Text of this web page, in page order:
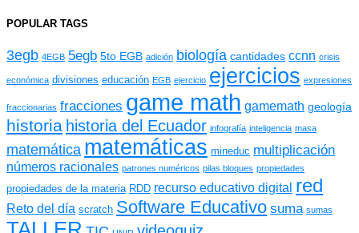
POPULAR TAGS
3egb 4EGB 5egb 5to EGB adición biología cantidades ccnn crisis
económica divisiones educación EGB ejercicio ejercicios expresiones
fraccionarias fracciones game math gamemath geología
historia historia del Ecuador infografía inteligencia masa
matemática matemáticas mineduc multiplicación
números racionales patrones numéricos pilas bloques propiedades
propiedades de la materia RDD recurso educativo digital red
Reto del día scratch Software Educativo suma sumas